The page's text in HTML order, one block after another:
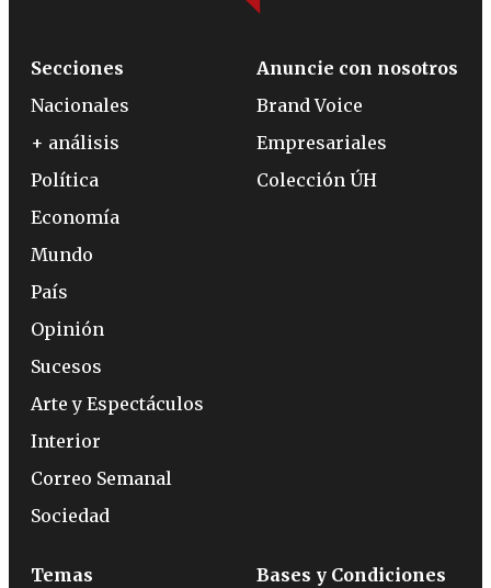
Secciones
Nacionales
+ análisis
Política
Economía
Mundo
País
Opinión
Sucesos
Arte y Espectáculos
Interior
Correo Semanal
Sociedad
Anuncie con nosotros
Brand Voice
Empresariales
Colección ÚH
Temas
Bases y Condiciones